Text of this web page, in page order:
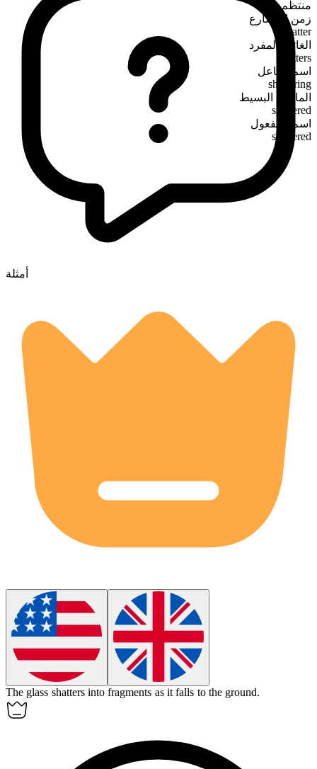
منتظم
زمن المضارع
shatter
الغائب المفرد
shatters
اسم الفاعل
shattering
الماضي البسيط
shattered
اسم المفعول
shattered
أمثلة
The glass shatters into fragments as it falls to the ground.